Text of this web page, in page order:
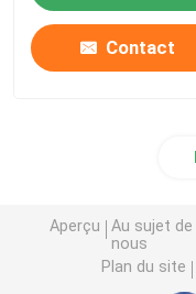
Contact
Aperçu
Au sujet de
nous
Plan du site